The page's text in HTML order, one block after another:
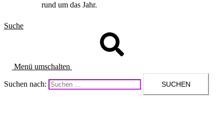
rund um das Jahr.
Suche
Menü umschalten
Suchen nach: